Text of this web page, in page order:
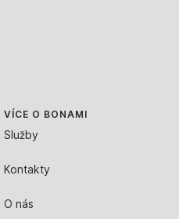
VÍCE O BONAMI
Služby
Kontakty
O nás